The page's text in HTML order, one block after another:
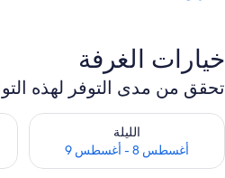
خيارات الغرفة
تحقق من مدى التوفر لهذه
الليلة
أغسطس 8 - أغسطس 9
تحقق من مدى التوفر لليلة للفترة أغسطس 8 -